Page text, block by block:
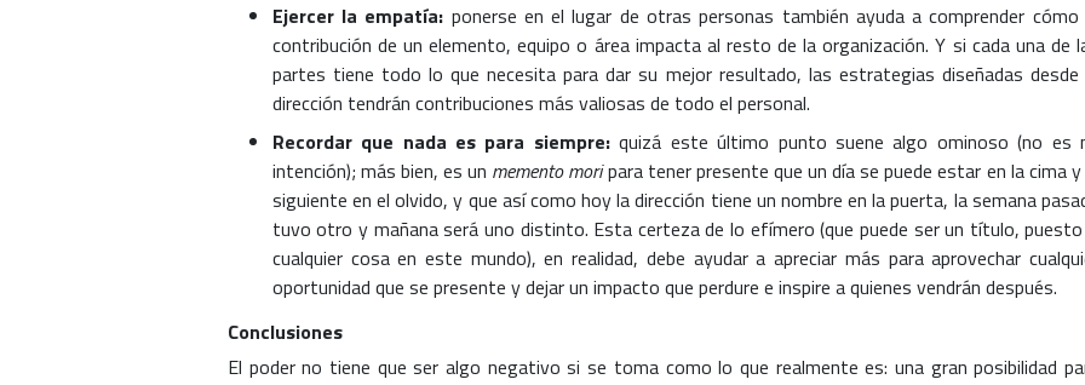
Ejercer la empatía: ponerse en el lugar de otras personas también ayuda a comprender cómo
contribución de un elemento, equipo o área impacta al resto de la organización. Y si cada una de
partes tiene todo lo que necesita para dar su mejor resultado, las estrategias diseñadas desde
dirección tendrán contribuciones más valiosas de todo el personal.
Recordar que nada es para siempre:quizá este último punto suene algo ominoso (no es
intención); más bien, es un memento moripara tener presente que un día se puede estar en la cima y
siguiente en el olvido, y que así como hoy la dirección tiene un nombre en la puerta, la semana
tuvo otro y mañana será uno distinto. Esta certeza de lo efímero (que puede ser un título,
cualquier cosa en este mundo), en realidad, debe ayudar a apreciar más para aprovechar
oportunidad que se presente y dejar un impacto que perdure e inspire a quienes vendrán después.
Conclusiones
El poder no tiene que ser algo negativo si se toma como lo que realmente es: una gran posibilidad